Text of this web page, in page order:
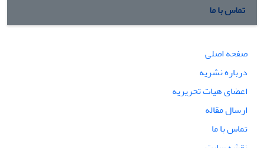
تماس با ما
صفحه اصلی
درباره نشریه
اعضای هیات تحریریه
ارسال مقاله
تماس با ما